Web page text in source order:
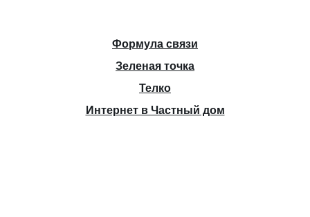
Формула связи
Зеленая точка
Телко
Интернет в Частный дом